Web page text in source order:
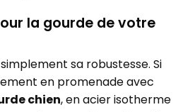
la gourde de votre
sa robustesse. Si
en promenade avec
chien, en acier isotherme